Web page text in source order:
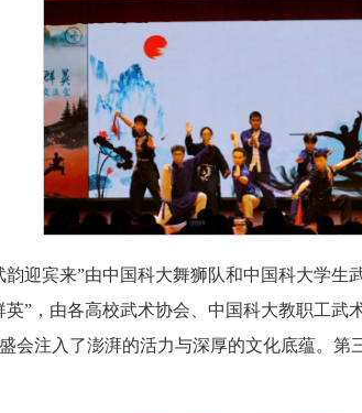
迎宾来”由中国科大舞狮队和中国科大学生
”，由各高校武术协会、中国科大教职工
会注入了澎湃的活力与深厚的文化底蕴。